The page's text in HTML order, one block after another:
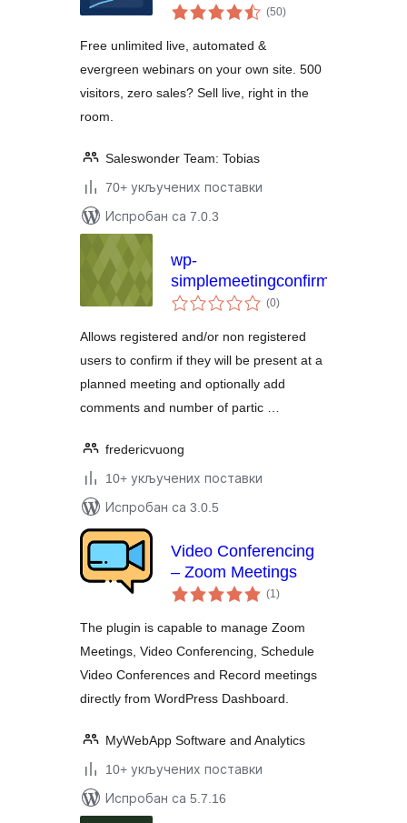
Evergreen Webinar
WooCommerce
(50укупних
оцена
)
Free unlimited live, automated &
evergreen webinars on your own site. 500
visitors, zero sales? Sell live, right in the
room.
Saleswonder Team: Tobias
70+ укључених поставки
Испробан са 7.0.3
wp-
simplemeetingconfirmation
(0укупних
оцена
)
Allows registered and/or non registered
users to confirm if they will be present at a
planned meeting and optionally add
comments and number of partic …
fredericvuong
10+ укључених поставки
Испробан са 3.0.5
Video Conferencing
– Zoom Meetings
(1укупних
оцена
)
The plugin is capable to manage Zoom
Meetings, Video Conferencing, Schedule
Video Conferences and Record meetings
directly from WordPress Dashboard.
MyWebApp Software and Analytics
10+ укључених поставки
Испробан са 5.7.16